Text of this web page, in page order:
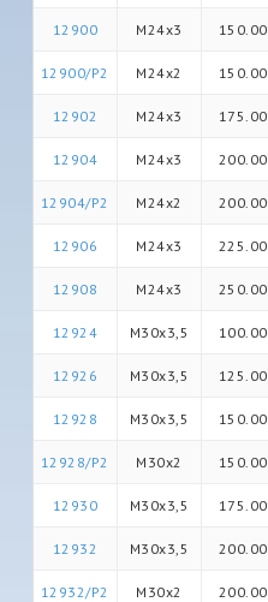
12900 M24x3 150.00
12900/P2 M24x2 150.00
12902 M24x3 175.00
12904 M24x3 200.00
12904/P2 M24x2 200.00
12906 M24x3 225.00
12908 M24x3 250.00
12924 M30x3,5 100.00
12926 M30x3,5 125.00
12928 M30x3,5 150.00
12928/P2 M30x2 150.00
12930 M30x3,5 175.00
12932 M30x3,5 200.00
12932/P2 M30x2 200.00